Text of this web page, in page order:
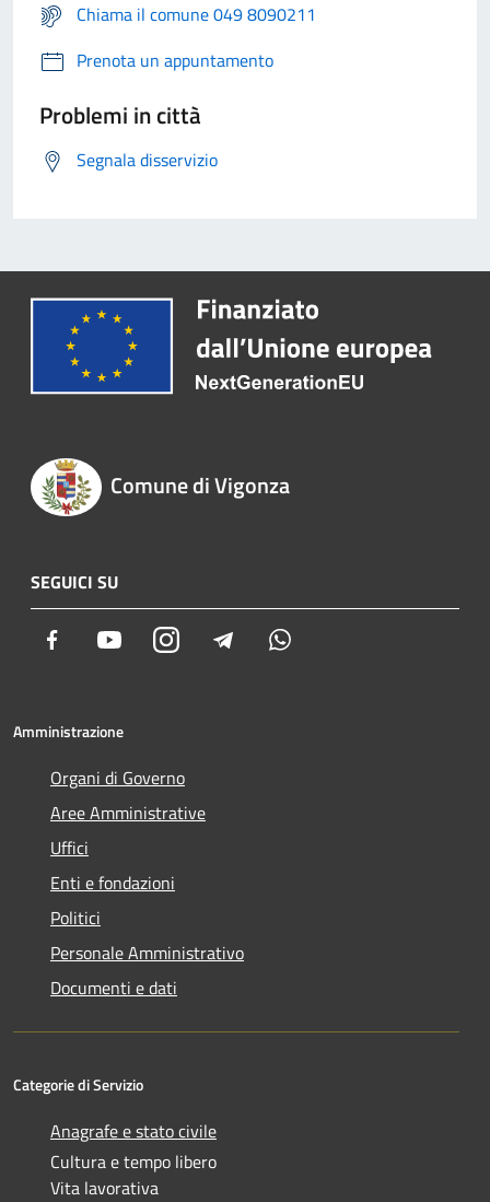
Chiama il comune 049 8090211
Prenota un appuntamento
Problemi in città
Segnala disservizio
Comune di Vigonza
SEGUICI SU
Facebook YoutubeInstagram Telegram
Amministrazione
Organi di Governo
Aree Amministrative
Uffici
Enti e fondazioni
Politici
Personale Amministrativo
Documenti e dati
Categorie di Servizio
Anagrafe e stato civile
Cultura e tempo libero
Vita lavorativa